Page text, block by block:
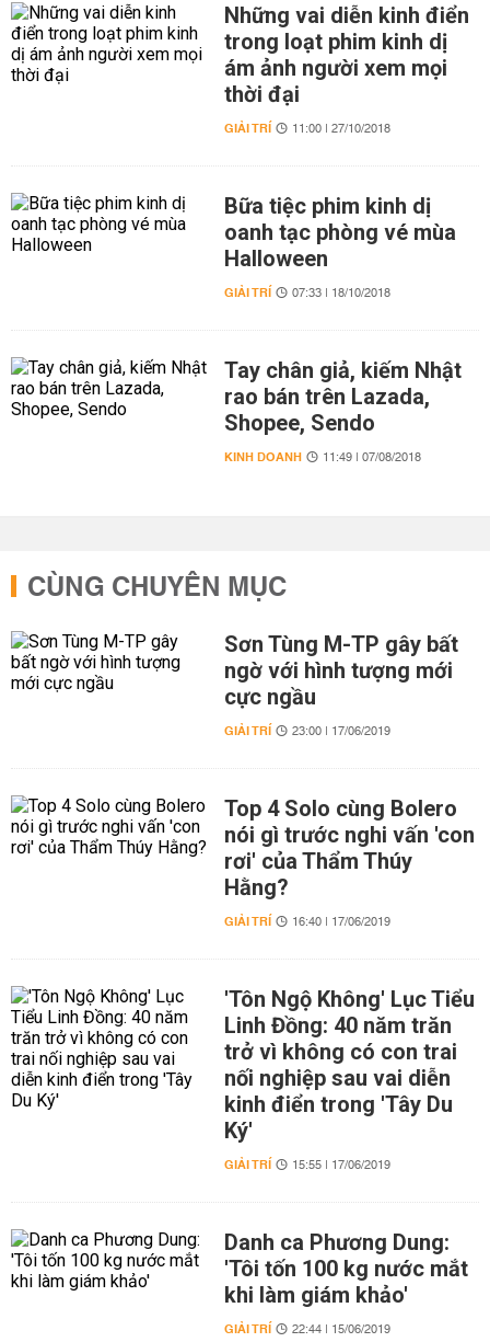
Những vai diễn kinh điển
trong loạt phim kinh dị
ám ảnh người xem mọi
thời đại
GIẢI TRÍ 11:00 | 27/10/2018
Bữa tiệc phim kinh dị
oanh tạc phòng vé mùa
Halloween
GIẢI TRÍ 07:33 | 18/10/2018
Tay chân giả, kiếm Nhật
rao bán trên Lazada,
Shopee, Sendo
KINH DOANH 11:49 | 07/08/2018
CÙNG CHUYÊN MỤC
Sơn Tùng M-TP gây bất
ngờ với hình tượng mới
cực ngầu
GIẢI TRÍ 23:00 | 17/06/2019
Top 4 Solo cùng Bolero
nói gì trước nghi vấn 'con
rơi' của Thẩm Thúy
Hằng?
GIẢI TRÍ 16:40 | 17/06/2019
'Tôn Ngộ Không' Lục Tiểu
Linh Đồng: 40 năm trăn
trở vì không có con trai
nối nghiệp sau vai diễn
kinh điển trong 'Tây Du
Ký'
GIẢI TRÍ 15:55 | 17/06/2019
Danh ca Phương Dung:
'Tôi tốn 100 kg nước mắt
khi làm giám khảo'
GIẢI TRÍ 22:44 | 15/06/2019